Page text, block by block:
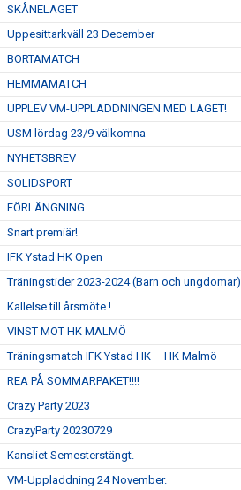
SKÅNELAGET
Uppesittarkväll 23 December
BORTAMATCH
HEMMAMATCH
UPPLEV VM-UPPLADDNINGEN MED LAGET!
USM lördag 23/9 välkomna
NYHETSBREV
SOLIDSPORT
FÖRLÄNGNING
Snart premiär!
IFK Ystad HK Open
Träningstider 2023-2024 (Barn och ungdomar)
Kallelse till årsmöte !
VINST MOT HK MALMÖ
Träningsmatch IFK Ystad HK – HK Malmö
REA PÅ SOMMARPAKET!!!!
Crazy Party 2023
CrazyParty 20230729
Kansliet Semesterstängt.
VM-Uppladdning 24 November.